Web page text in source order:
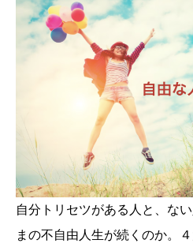
自分トリセツがある人と、な
まの不自由人生が続くのか。